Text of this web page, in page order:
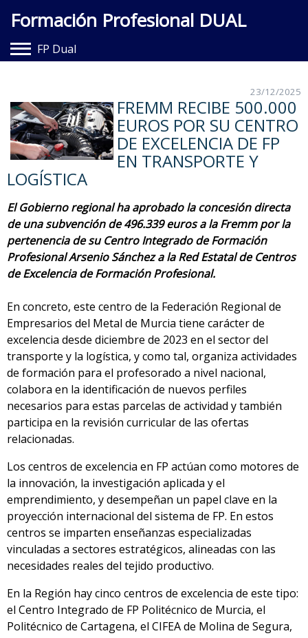
Formación Profesional DUAL
FP Dual
Entidades Adheridas
Documentación
Contacto
23/12/2025
FREMM RECIBE 500.000
EUROS POR SU CENTRO
DE EXCELENCIA DE FP
EN TRANSPORTE Y
LOGÍSTICA
El Gobierno regional ha aprobado la concesión directa
de una subvención de 496.339 euros a la Fremm por la
pertenencia de su Centro Integrado de Formación
Profesional Arsenio Sánchez a la Red Estatal de Centros
de Excelencia de Formación Profesional.
En concreto, este centro de la Federación Regional de
Empresarios del Metal de Murcia tiene carácter de
excelencia desde diciembre de 2023 en el sector del
transporte y la logística, y como tal, organiza actividades
de formación para el profesorado a nivel nacional,
colabora en la identificación de nuevos perfiles
necesarios para estas parcelas de actividad y también
participa en la revisión curricular de las ofertas
relacionadas.
Los centros de excelencia en FP actúan como motores de
la innovación, la investigación aplicada y el
emprendimiento, y desempeñan un papel clave en la
proyección internacional del sistema de FP. En estos
centros se imparten enseñanzas especializadas
vinculadas a sectores estratégicos, alineadas con las
necesidades reales del tejido productivo.
En la Región hay cinco centros de excelencia de este tipo:
el Centro Integrado de FP Politécnico de Murcia, el
Politécnico de Cartagena, el CIFEA de Molina de Segura,